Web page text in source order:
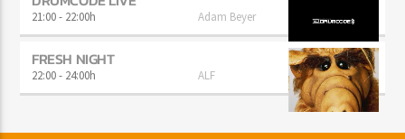
21:00- 22:00h Adam Beyer
FRESH NIGHT
22:00- 24:00h ALF